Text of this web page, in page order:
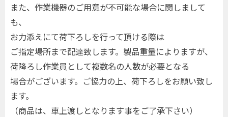
また、作業機器のご用意が不可能な場合に関しまして
も、
お力添えにて荷下ろしを行って頂ける際は
ご指定場所まで配達致します。製品重量によりますが、
荷降ろし作業員として複数名の人数が必要となる
場合がございます。ご協力の上、荷下ろしをお願い致し
ます。
（商品は、車上渡しとなります事をご了承下さい）